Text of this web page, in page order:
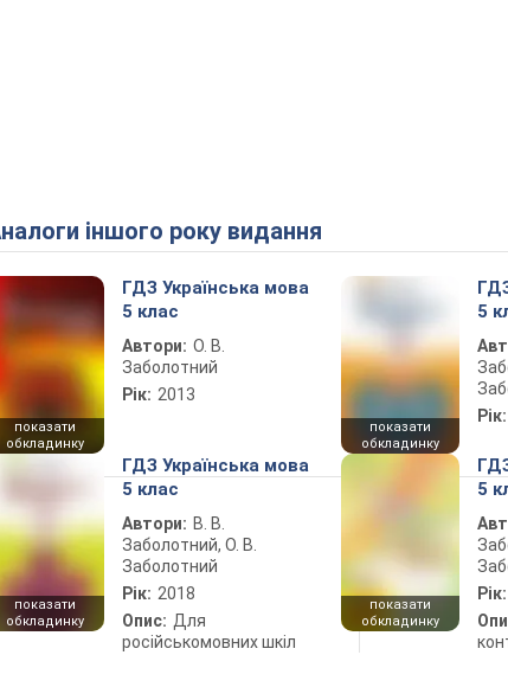
Аналоги іншого року видання
показати
обкладинку
ГДЗ Українська мова
5 клас
Автори: О. В.
Заболотний
Рік: 2013
показати
обкладинку
5
Рік:
показати
обкладинку
ГДЗ Українська мова
5 клас
Автори: В. В.
Заболотний, О. В.
Заболотний
Рік: 2018
Опис: Для
російськомовних шкіл
показати
обкладинку
5
Рік: